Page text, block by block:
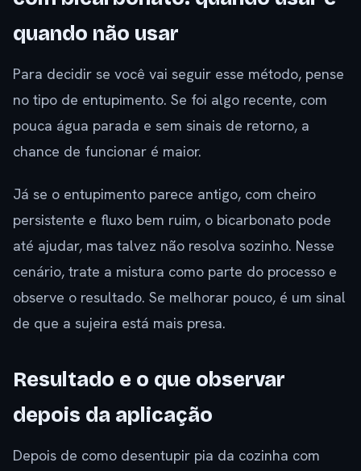
quando não usar
Para decidir se você vai seguir esse método, pense
no tipo de entupimento. Se foi algo recente, com
pouca água parada e sem sinais de retorno, a
chance de funcionar é maior.
Já se o entupimento parece antigo, com cheiro
persistente e fluxo bem ruim, o bicarbonato pode
até ajudar, mas talvez não resolva sozinho. Nesse
cenário, trate a mistura como parte do processo e
observe o resultado. Se melhorar pouco, é um sinal
de que a sujeira está mais presa.
Resultado e o que observar
depois da aplicação
Depois de como desentupir pia da cozinha com